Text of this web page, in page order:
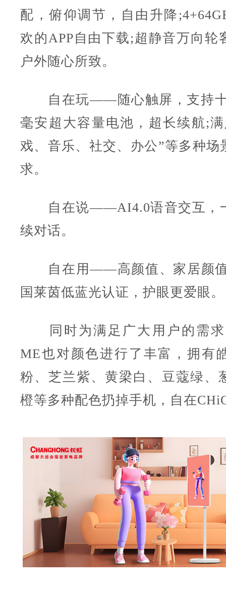
配，俯仰调节，自由升降
欢的APP自由下载;超静音万向轮
户外随心所致。
自在玩——随心触屏，支持十
毫安超大容量电池，超长续航;
戏、音乐、社交、办公”等多种场
求。
自在说——AI4.0语音交互，
续对话。
自在用——高颜值、家居颜值
国莱茵低蓝光认证，护眼更爱眼。
同时为满足广大用户的需求
ME也对颜色进行了丰富，拥有
粉、芝兰紫、黄梁白、豆蔻绿、
橙等多种配色扔掉手机，自在